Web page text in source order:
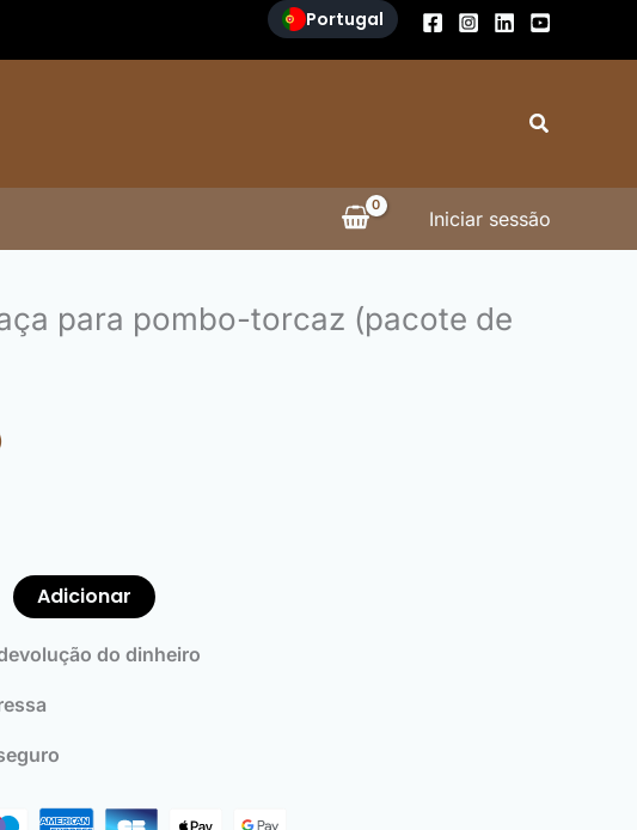
Portugal
Search
Iniciar sessão
para pombo-torcaz (pacote de
Adicionar
do dinheiro